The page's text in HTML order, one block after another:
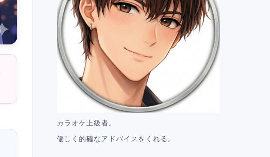
カラオケ上級者。
優しく的確なアドバイスをくれる。